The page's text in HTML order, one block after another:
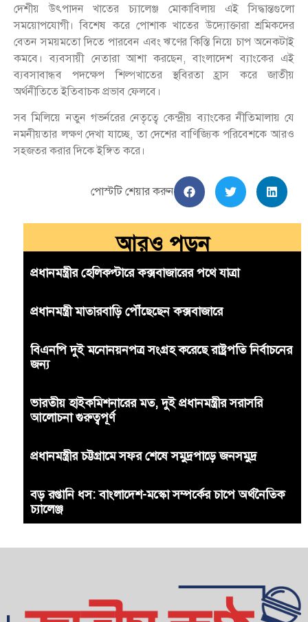
দেশীয় উৎপাদন খাতের চ্যালেঞ্জ মোকাবিলায় এই সিদ্ধান্তগুলো
সময়োপযোগী। বিশেষ করে পোশাক খাতের উদ্যোক্তারা শ্রমিকদের
বেতন সময়মতো দিতে পারবেন এবং ঋণের কিস্তি নিয়ে চাপ অনেকটাই
কমবে। ব্যবসায়ী নেতারা আশা করছেন, বাংলাদেশ ব্যাংকের এই
ব্যবসাবান্ধব পদক্ষেপ শিল্পখাতের স্থবিরতা হ্রাস করে জাতীয়
অর্থনীতিতে ইতিবাচক প্রভাব ফেলবে।
সব মিলিয়ে নতুন গভর্নরের নেতৃত্বে কেন্দ্রীয় ব্যাংকের নীতিমালায় যে
নমনীয়তার লক্ষণ দেখা যাচ্ছে, তা দেশের বাণিজ্যিক পরিবেশকে আরও
সহজতর করার দিকে ইঙ্গিত করে।
পোস্টটি শেয়ার করুন
আরও পড়ুন
প্রধানমন্ত্রীর হেলিকপ্টারে কক্সবাজারের পথে যাত্রা
প্রধানমন্ত্রী মাতারবাড়ি পৌঁছেছেন কক্সবাজারে
বিএনপি দুই মনোনয়নপত্র সংগ্রহ করেছে রাষ্ট্রপতি নির্বাচনের
জন্য
ভারতীয় হাইকমিশনারের মত, দুই প্রধানমন্ত্রীর সরাসরি
আলোচনা গুরুত্বপূর্ণ
প্রধানমন্ত্রীর চট্টগ্রামে সফর শেষে সমুদ্রপাড়ে জনসমুদ্র
বড় রপ্তানি ধস: বাংলাদেশ-মস্কো সম্পর্কের চাপে অর্থনৈতিক
চ্যালেঞ্জ